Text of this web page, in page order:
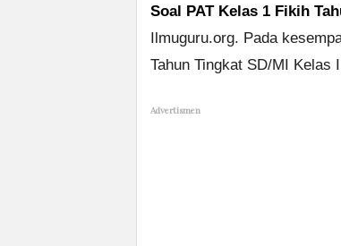
Soal PAT Kelas 1 Fikih
Ilmuguru.org. Pada
Tahun Tingkat SD/MI Kelas
Advertismen